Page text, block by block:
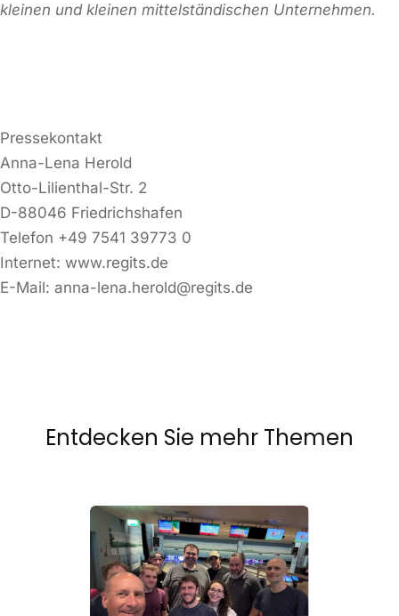
kleinen und kleinen mittelständischen Unternehmen.
Pressekontakt
Anna-Lena Herold
Otto-Lilienthal-Str. 2
D-88046 Friedrichshafen
Telefon +49 7541 39773 0
Internet: www.regits.de
E-Mail: anna-lena.herold@regits.de
Entdecken Sie mehr Themen